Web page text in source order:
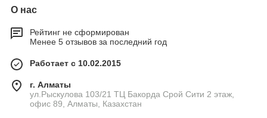
О нас
Рейтинг не сформирован
Менее 5 отзывов за последний год
Работает с 10.02.2015
г. Алматы
ул.Рыскулова 103/21 ТЦ Бакорда Срой Сити 2 этаж,
офис 89, Алматы, Казахстан